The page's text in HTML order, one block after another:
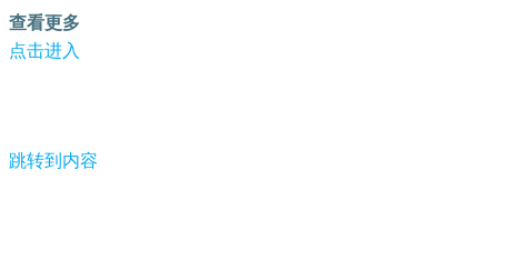
查看更多
点击进入
跳转到内容